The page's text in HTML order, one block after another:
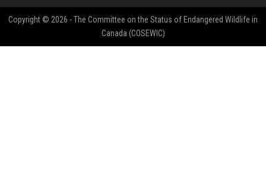
Copyright © 2026 - The Committee on the Status of Endangered Wildlife in
Canada (COSEWIC)